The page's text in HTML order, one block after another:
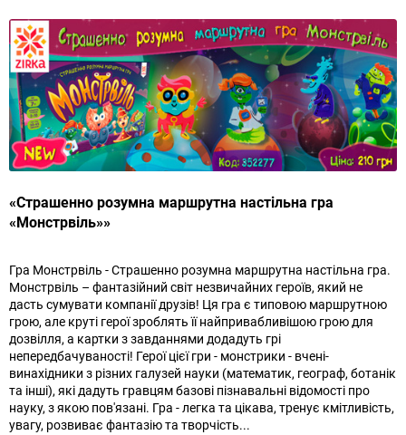
«Страшенно розумна маршрутна настільна гра
«Монстрвіль»»
Гра Монстрвіль - Страшенно розумна маршрутна настільна гра.
Монстрвіль – фантазійний світ незвичайних героїв, який не
дасть сумувати компанії друзів! Ця гра є типовою маршрутною
грою, але круті герої зроблять її найпривабливішою грою для
дозвілля, а картки з завданнями додадуть грі
непередбачуваності! Герої цієї гри - монстрики - вчені-
винахідники з різних галузей науки (математик, географ, ботанік
та інші), які дадуть гравцям базові пізнавальні відомості про
науку, з якою пов'язані. Гра - легка та цікава, тренує кмітливість,
увагу, розвиває фантазію та творчість...